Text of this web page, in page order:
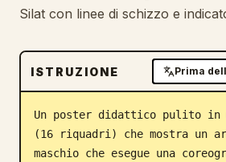
Scarica
Blog
Silat con linee di schizzo e
ISTRUZIONE Prima
Un poster didattico pulito in
(16 riquadri) che mostra un
maschio che esegue una